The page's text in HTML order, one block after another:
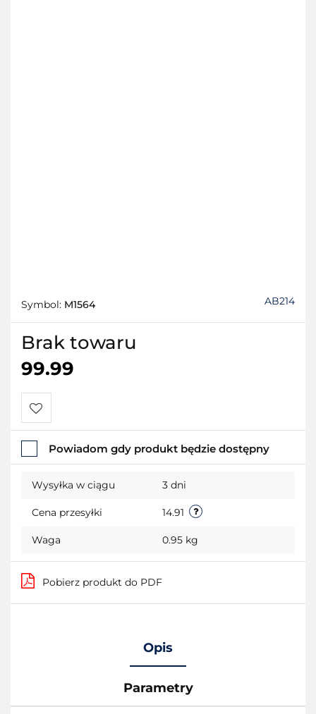
Symbol: M1564 AB214
Brak towaru
99.99
Do
przechowalni
Powiadom gdy produkt będzie dostępny
Wysyłka w ciągu 3 dni
Cena przesyłki 14.91
Waga 0.95 kg
Pobierz produkt do PDF
Opis
Parametry